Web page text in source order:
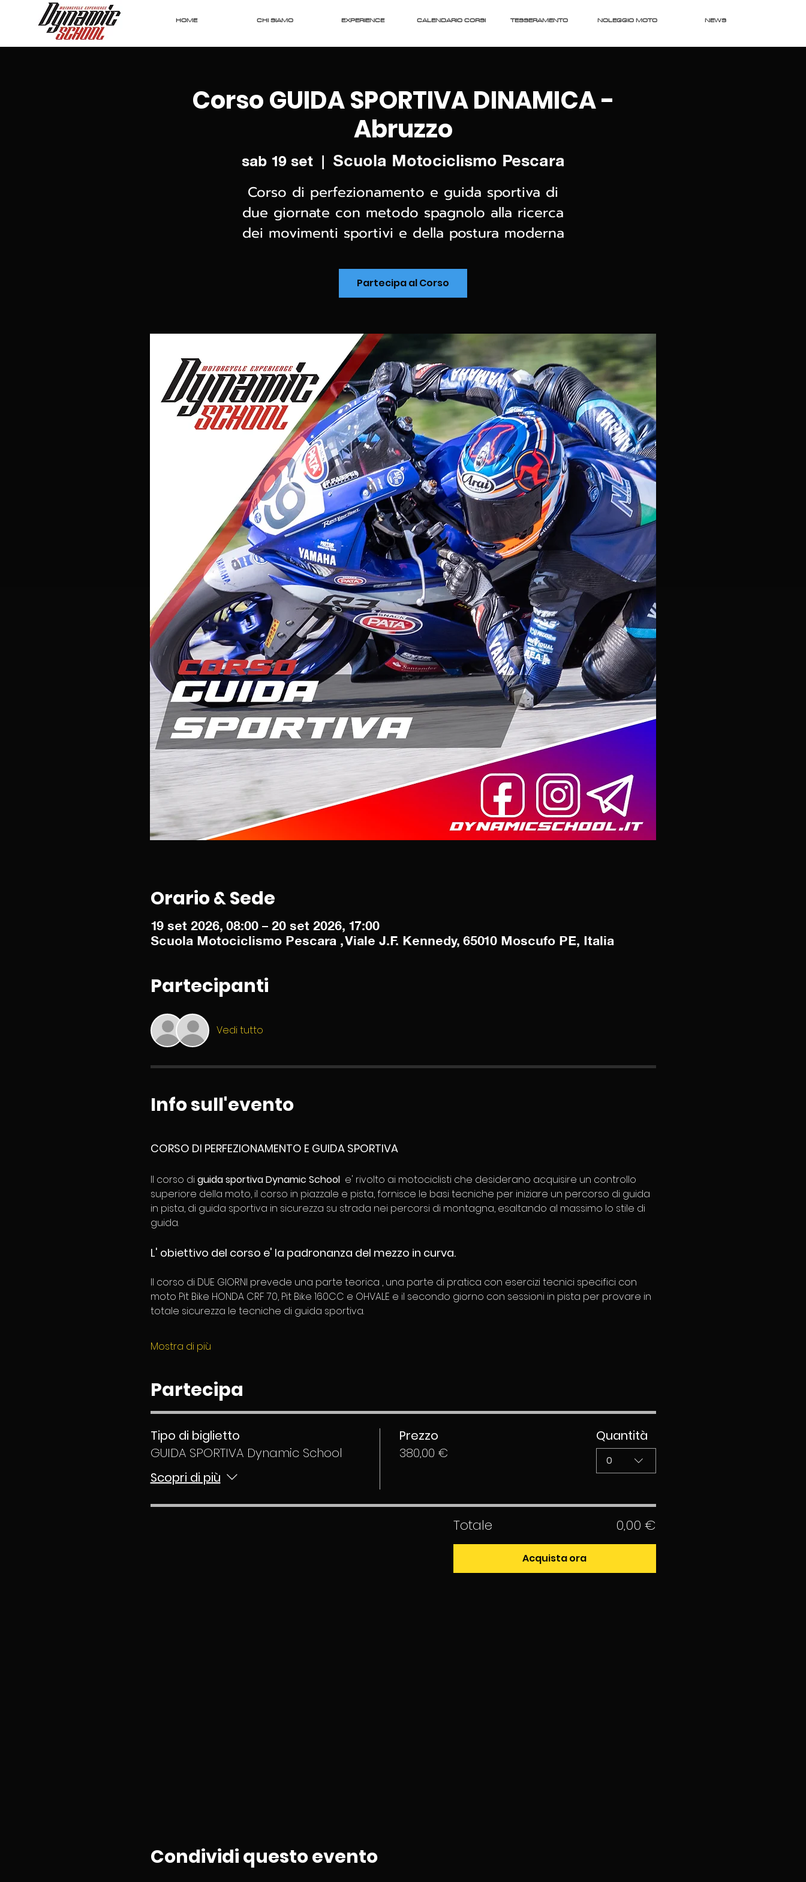
HOME CHI SIAMO EXPERIENCE CALENDARIO CORSI TESSERAMENTO NOLEGGIO MOTO NEWS
Corso GUIDA SPORTIVA DINAMICA -
Abruzzo
sab 19 set
  |
Scuola Motociclismo Pescara
Corso di perfezionamento e guida sportiva di
due giornate con metodo spagnolo alla ricerca
dei movimenti sportivi e della postura moderna
Partecipa al Corso
Orario & Sede
19 set 2026, 08:00 – 20 set 2026, 17:00
Scuola Motociclismo Pescara , Viale J.F. Kennedy, 65010 Moscufo PE, Italia
Partecipanti
Vedi tutto
Info sull'evento
CORSO DI PERFEZIONAMENTO E GUIDA SPORTIVA
Il corso di guida sportiva Dynamic School
  e' rivolto ai motociclisti che desiderano acquisire un controllo
superiore della moto, il corso in piazzale e pista, fornisce le basi tecniche per iniziare un percorso di guida
in pista, di guida sportiva in sicurezza su strada nei percorsi di montagna, esaltando al massimo lo stile di
guida.
L' obiettivo del corso e' la padronanza del mezzo in curva.
Il corso di DUE GIORNI prevede una parte teorica , una parte di pratica con esercizi tecnici specifici con
moto Pit Bike HONDA CRF 70, Pit Bike 160CC e OHVALE e il secondo giorno con sessioni in pista per provare in
totale sicurezza le tecniche di guida sportiva.
Mostra di più
Partecipa
Tipo di biglietto
GUIDA SPORTIVA Dynamic School
Scopri di più
Prezzo
380,00 €
Quantità
0
Totale 0,00 €
Acquista ora
Condividi questo evento